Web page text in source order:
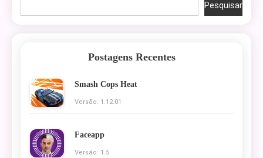
Pesquisar
Postagens Recentes
Smash Cops Heat
Versão: 1.12.01
Faceapp
Versão: 1.5